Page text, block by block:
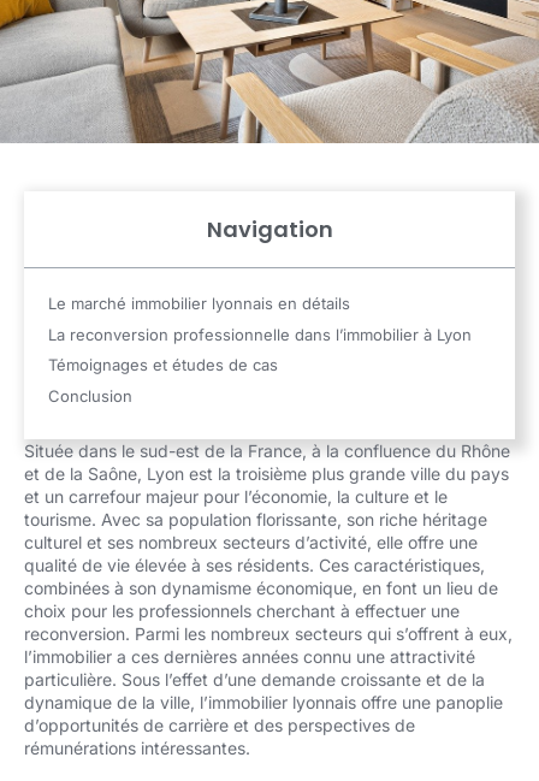
Navigation
Le marché immobilier lyonnais en détails
La reconversion professionnelle dans l’immobilier à Lyon
Témoignages et études de cas
Conclusion
Située dans le sud-est de la France, à la confluence du Rhône
et de la Saône, Lyon est la troisième plus grande ville du pays
et un carrefour majeur pour l’économie, la culture et le
tourisme. Avec sa population florissante, son riche héritage
culturel et ses nombreux secteurs d’activité, elle offre une
qualité de vie élevée à ses résidents. Ces caractéristiques,
combinées à son dynamisme économique, en font un lieu de
choix pour les professionnels cherchant à effectuer une
reconversion. Parmi les nombreux secteurs qui s’offrent à eux,
l’immobilier a ces dernières années connu une attractivité
particulière. Sous l’effet d’une demande croissante et de la
dynamique de la ville, l’immobilier lyonnais offre une panoplie
d’opportunités de carrière et des perspectives de
rémunérations intéressantes.